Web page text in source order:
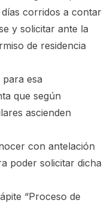
corridos a contar
y solicitar ante la
de residencia
esa
que según
ascienden
con antelación
poder solicitar dicha
“Proceso de